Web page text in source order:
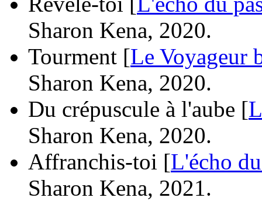
Sharon Kena, 2020.
Tourment [Le Voyageur
Sharon Kena, 2020.
Du crépuscule à l'aube [
Sharon Kena, 2020.
Affranchis-toi [L'écho
Sharon Kena, 2021.